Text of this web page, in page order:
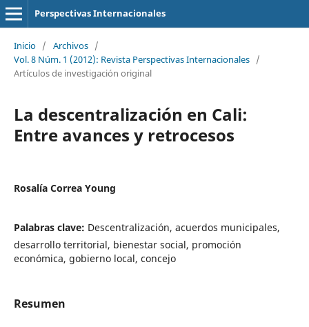
Perspectivas Internacionales
Inicio / Archivos /
Vol. 8 Núm. 1 (2012): Revista Perspectivas Internacionales /
Artículos de investigación original
La descentralización en Cali:
Entre avances y retrocesos
Rosalía Correa Young
Palabras clave: Descentralización, acuerdos municipales,
desarrollo territorial, bienestar social, promoción
económica, gobierno local, concejo
Resumen